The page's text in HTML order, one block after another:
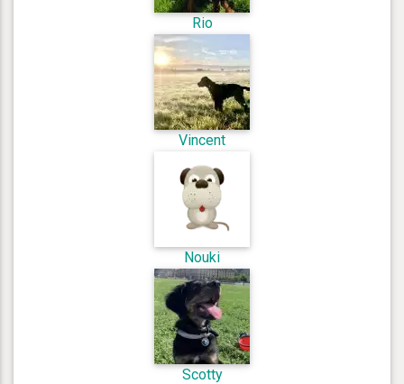
Rio
Vincent
Nouki
Scotty